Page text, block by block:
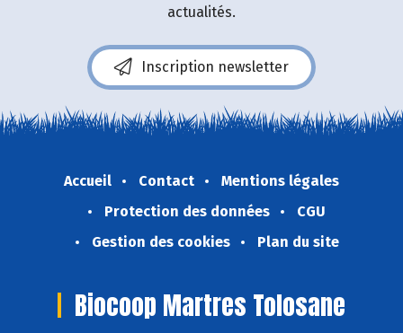
actualités.
Inscription newsletter
Accueil Contact
Mentions légales
Protection des données
CGU
Gestion des cookies
Plan du site
Biocoop Martres Tolosane